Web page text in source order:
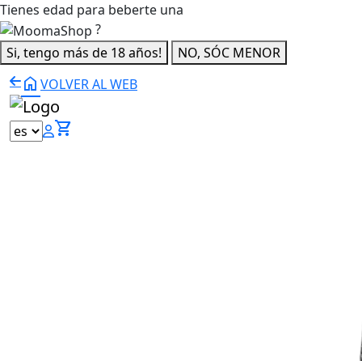
Tienes edad para beberte una
?
Si, tengo más de 18 años!
NO, SÓC MENOR
home VOLVER AL WEB
shopping_cart